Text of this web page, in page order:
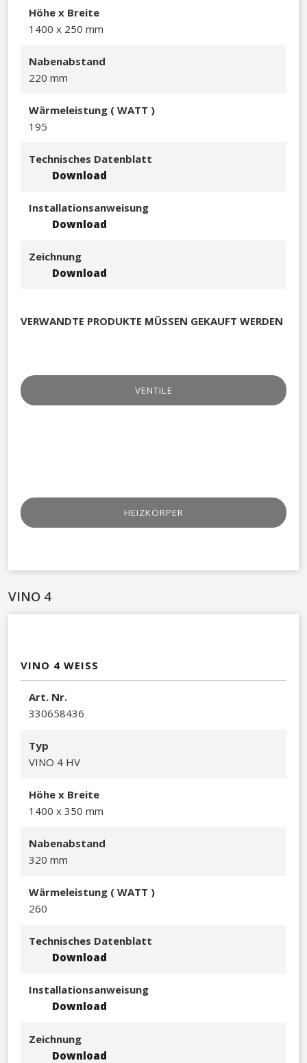
Hö​he x Breite
1400 x 250 mm​​
Nabenabstand
220 mm
Wä​rmeleistung ( WATT )
195
Technisches Datenblatt
Download
Installationsanweisung
Download
Zeichnung
Download
VERWANDTE PRODUKTE MÜSSEN GEKAUFT WERDEN
VENTILE
HEIZKÖRPER
VINO 4
VINO 4 WEISS
A​rt. Nr.
330658436​
Typ
VINO 4 HV​
Hö​he x Breite
1400 x 350 mm​​
Nabenabstand
320 mm
Wä​rmeleistung ( WATT )
260
Technisches Datenblatt
Download
Installationsanweisung
Download
Zeichnung
Download